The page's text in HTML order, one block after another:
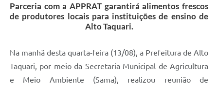
Parceria com a APPRAT garantirá alimentos frescos
de produtores locais para instituições de ensino de
Alto Taquari.
Na manhã desta quarta-feira (13/08), a Prefeitura de Alto
Taquari, por meio da Secretaria Municipal de Agricultura
e Meio Ambiente (Sama), realizou reunião de